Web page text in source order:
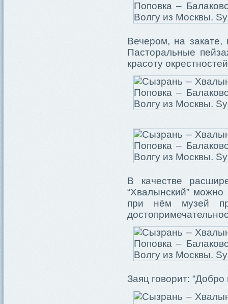
Вечером, на закате,
Пасторальные
красоту
В качестве
“Хвалынский”
при нём музей
Заяц говорит: